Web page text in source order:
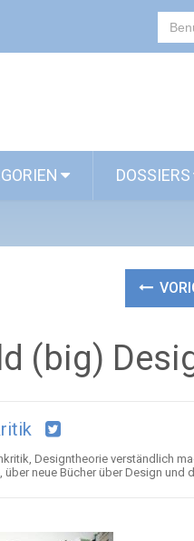
DOSSIERS
(big)
Designtheorie verständlich
neue Bücher über Design und